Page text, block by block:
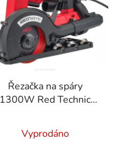
Řezačka na spáry
1300W Red Technic
Vyprodáno